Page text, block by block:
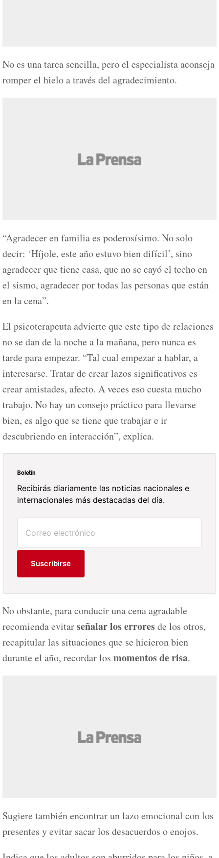
No es una tarea sencilla, pero el especialista aconseja
romper el hielo a través del agradecimiento.
“Agradecer en familia es poderosísimo. No solo
decir: ‘Híjole, este año estuvo bien difícil’, sino
agradecer que tiene casa, que no se cayó el techo en
el sismo, agradecer por todas las personas que están
en la cena”.
El psicoterapeuta advierte que este tipo de relaciones
no se dan de la noche a la mañana, pero nunca es
tarde para empezar. “Tal cual empezar a hablar, a
interesarse. Tratar de crear lazos significativos es
crear amistades, afecto. A veces eso cuesta mucho
trabajo. No hay un consejo práctico para llevarse
bien, es algo que se tiene que trabajar e ir
descubriendo en interacción”, explica.
Boletín
Recibirás diariamente las noticias nacionales e
internacionales más destacadas del día.
Suscribirse
No obstante, para conducir una cena agradable
recomienda evitarseñalar los erroresde los otros,
recapitular las situaciones que se hicieron bien
durante el año, recordar los momentos de risa.
Sugiere también encontrar un lazo emocional con los
presentes y evitar sacar los desacuerdos o enojos.